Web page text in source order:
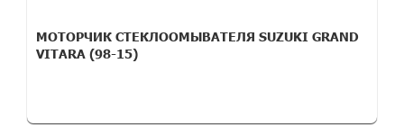
МОТОРЧИК СТЕКЛООМЫВАТЕЛЯ SUZUKI GRAND
VITARA (98-15)